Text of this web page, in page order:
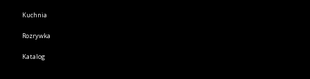
Kuchnia
Rozrywka
Katalog